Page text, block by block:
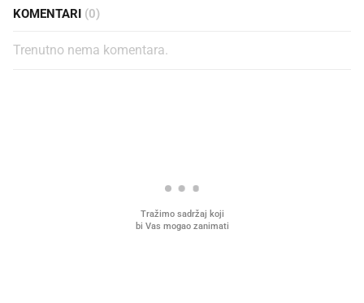
KOMENTARI (0)
Trenutno nema komentara.